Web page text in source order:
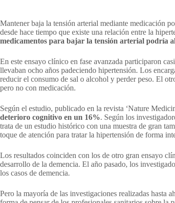
Mantener baja la tensión arterial mediante medicación
desde hace tiempo que existe una relación entre la
medicamentos para bajar la tensión arterial podría
En este ensayo clínico en fase avanzada participaron casi
llevaban ocho años padeciendo hipertensión. Los
reducir el consumo de sal o alcohol y perder peso. El
pero no con medicación.
Según el estudio, publicado en la revista ‘Nature
deterioro cognitivo en un 16%. Según los
trata de un estudio histórico con una muestra de gran
toque de atención para tratar la hipertensión de forma
Los resultados coinciden con los de otro gran ensayo
desarrollo de la demencia. El año pasado, los
los casos de demencia.
Pero la mayoría de las investigaciones realizadas hasta